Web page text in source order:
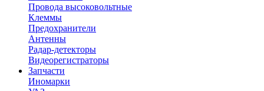
Провода высоковольтные
Клеммы
Предохранители
Антенны
Радар-детекторы
Видеорегистраторы
Запчасти
Иномарки